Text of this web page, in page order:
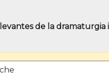
de la dramaturgia
PALABRA CLAVE